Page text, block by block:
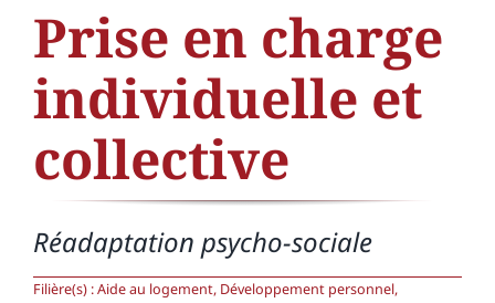
Organismes
Secteurs
À propos de CALIF
Prise en charge
individuelle et
collective
Réadaptation psycho-sociale
Filière(s) :Aide au logement, Développement personnel,